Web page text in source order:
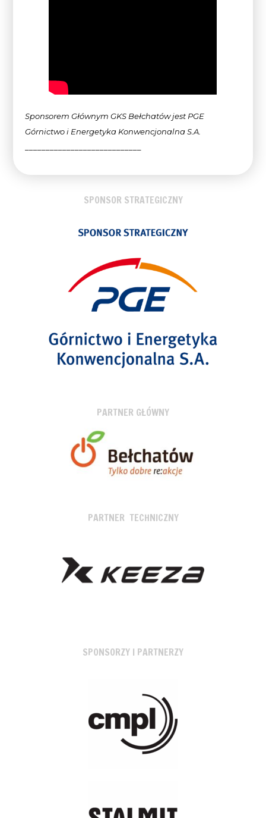
Sponsorem Głównym GKS Bełchatów jest PGE
Górnictwo i Energetyka Konwencjonalna S.A.
SPONSOR STRATEGICZNY
PARTNER GŁÓWNY
PARTNER TECHNICZNY
SPONSORZY I PARTNERZY